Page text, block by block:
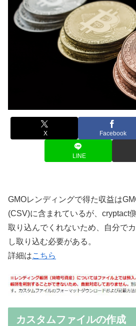
X Facebook
LINE
GMOレンディングで得た収益は
(CSV)に含まれているが、cryptact
取り込んでくれないため、自分で
し取り込む必要がある。
詳細はこちら
カスタムファイルの作成